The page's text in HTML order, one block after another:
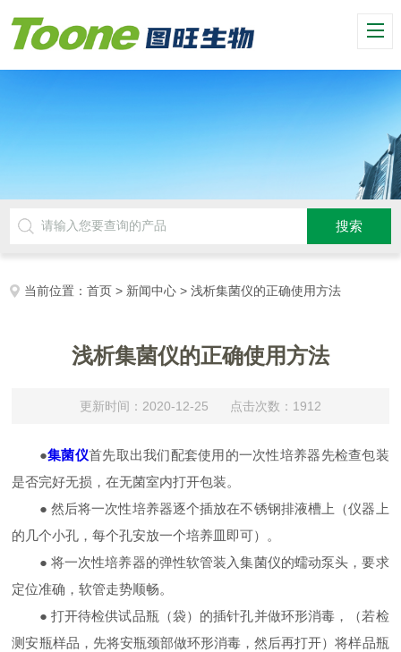
当前位置：首页 > 新闻中心 > 浅析集菌仪的正确使用方法
浅析集菌仪的正确使用方法
更新时间：2020-12-25 点击次数：1912
●集菌仪首先取出我们配套使用的一次性培养器先检查包装
是否完好无损，在无菌室内打开包装。
● 然后将一次性培养器逐个插放在不锈钢排液槽上（仪器上
的几个小孔，每个孔安放一个培养皿即可）。
● 将一次性培养器的弹性软管装入集菌仪的蠕动泵头，要求
定位准确，软管走势顺畅。
● 打开待检供试品瓶（袋）的插针孔并做环形消毒，（若检
测安瓶样品，先将安瓶颈部做环形消毒，然后再打开）将样品瓶